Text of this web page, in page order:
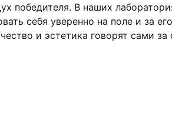
победителя. В наших
себя уверенно на поле и за
и эстетика говорят сами за